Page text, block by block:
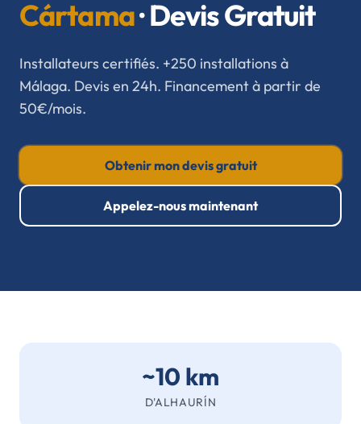
Cártama· Devis Gratuit
Installateurs certifiés. +250 installations à
Málaga. Devis en 24h. Financement à partir de
50€/mois.
Obtenir mon devis gratuit
Appelez-nous maintenant
~10 km
D'ALHAURÍN